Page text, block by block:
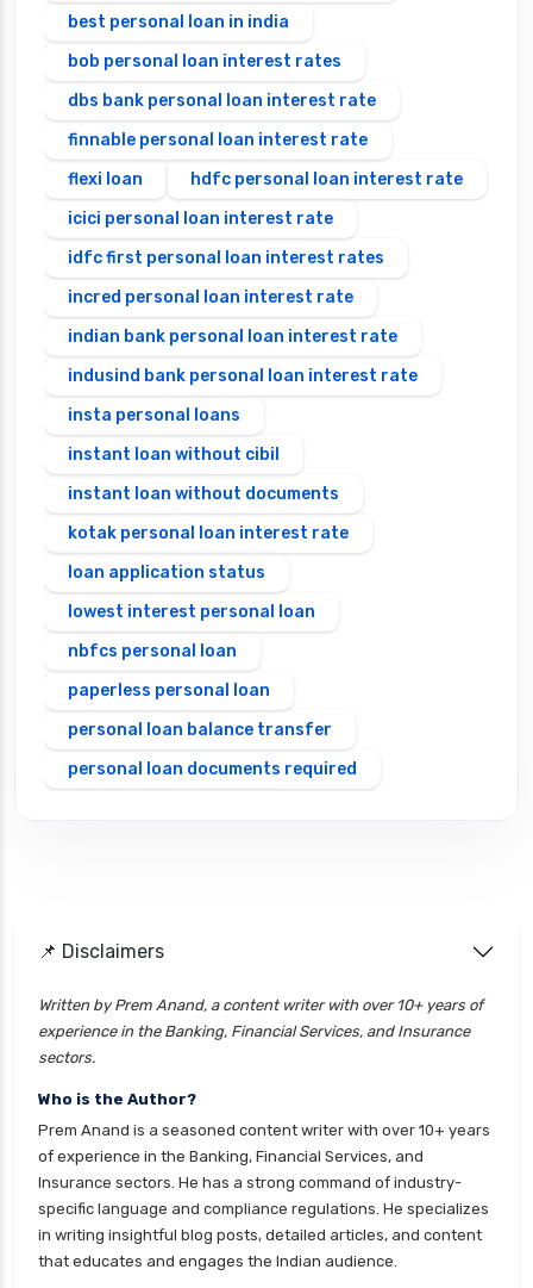
best personal loan in india
bob personal loan interest rates
dbs bank personal loan interest rate
finnable personal loan interest rate
flexi loan
hdfc personal loan interest rate
icici personal loan interest rate
idfc first personal loan interest rates
incred personal loan interest rate
indian bank personal loan interest rate
indusind bank personal loan interest rate
insta personal loans
instant loan without cibil
instant loan without documents
kotak personal loan interest rate
loan application status
lowest interest personal loan
nbfcs personal loan
paperless personal loan
personal loan balance transfer
personal loan documents required
personal loan eligibility cholamandalam
finance
personal loan eligibility icici
personal loan eligibility idfc
personal loan eligibility incred
personal loan eligibility indusind bank
personal loan eligibility kotak
📌 Disclaimers
Written by Prem Anand, a content writer with over 10+ years of
experience in the Banking, Financial Services, and Insurance
sectors.
Who is the Author?
Prem Anand is a seasoned content writer with over 10+ years
of experience in the Banking, Financial Services, and
Insurance sectors. He has a strong command of industry-
specific language and compliance regulations. He specializes
in writing insightful blog posts, detailed articles, and content
that educates and engages the Indian audience.